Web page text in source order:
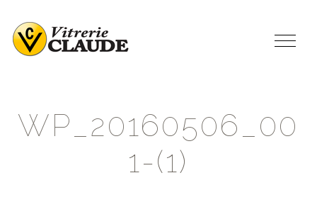
WP 201 60506 00
1 -(1)